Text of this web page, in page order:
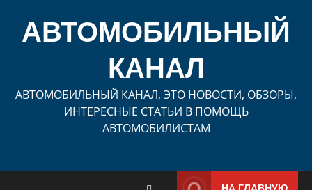
содержимому
АВТОМОБИЛЬНЫЙ
КАНАЛ
АВТОМОБИЛЬНЫЙ КАНАЛ, ЭТО НОВОСТИ, ОБЗОРЫ,
ИНТЕРЕСНЫЕ СТАТЬИ В ПОМОЩЬ
АВТОМОБИЛИСТАМ